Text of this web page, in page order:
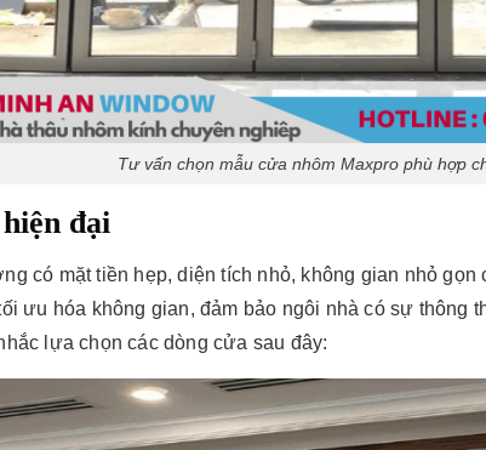
Tư vấn chọn mẫu cửa nhôm Maxpro phù hợp
đại
có mặt tiền hẹp, diện tích nhỏ, không gian nhỏ
ưu hóa không gian, đảm bảo ngôi nhà có sự thông
lựa chọn các dòng cửa sau đây: